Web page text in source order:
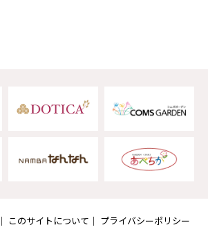
このサイトについて プライバシーポリシー